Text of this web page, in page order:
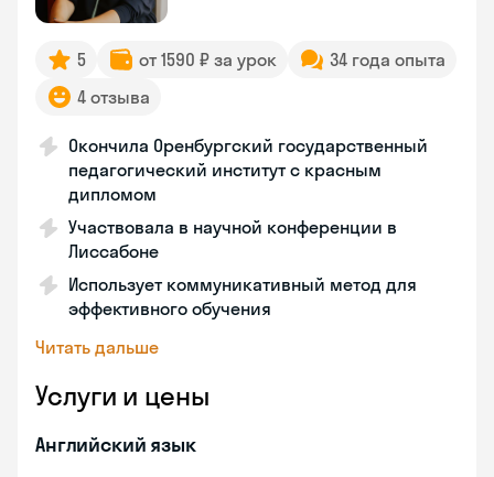
5 от 1590 ₽ за урок
34 года опыта
4 отзыва
Окончила Оренбургский государственный
педагогический институт с красным
дипломом
Участвовала в научной конференции в
Лиссабоне
Использует коммуникативный метод для
эффективного обучения
Читать дальше
Услуги и цены
Английский язык